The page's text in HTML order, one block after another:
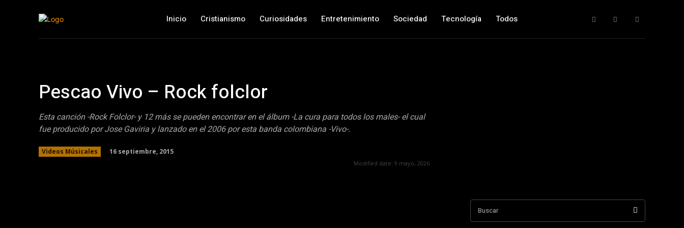
Inicio Cristianismo Curiosidades Entretenimiento Sociedad Tecnología Todos
Pescao Vivo – Rock folclor
Esta canción -Rock Folclor- y 12 más se pueden encontrar en el álbum -La cura para todos los males- el cual
fue producido por Jose Gaviria y lanzado en el 2006 por esta banda colombiana -Vivo-.
Videos Músicales 16 septiembre, 2015
Modified date: 9 mayo, 2026
Buscar